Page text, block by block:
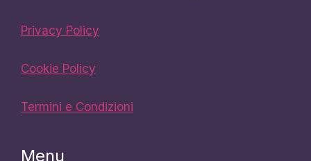
Privacy Policy
Cookie Policy
Termini e Condizioni
Menu